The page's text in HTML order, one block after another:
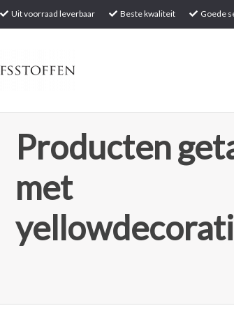
Uit voorraad leverbaar Beste kwaliteit Goede
Producten
met